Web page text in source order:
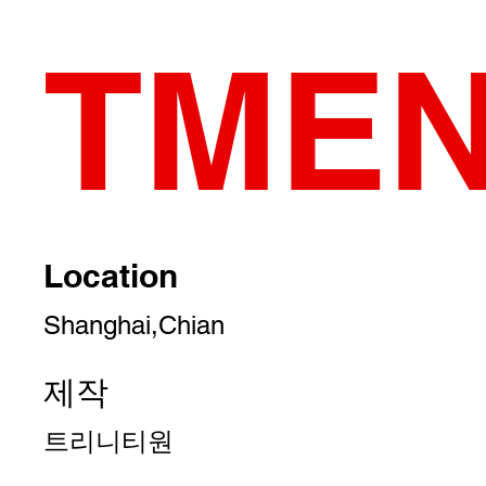
Location
Shanghai,Chian
제작
트리니티원